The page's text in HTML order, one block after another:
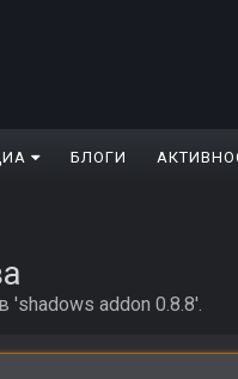
БЛОГИ
'shadows addon 0.8.8'.